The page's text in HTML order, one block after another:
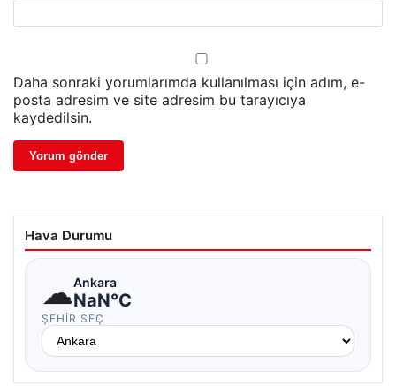
Daha sonraki yorumlarımda kullanılması için adım, e-
posta adresim ve site adresim bu tarayıcıya
kaydedilsin.
Hava Durumu
☁Ankara
NaN°C
ŞEHIR SEÇ